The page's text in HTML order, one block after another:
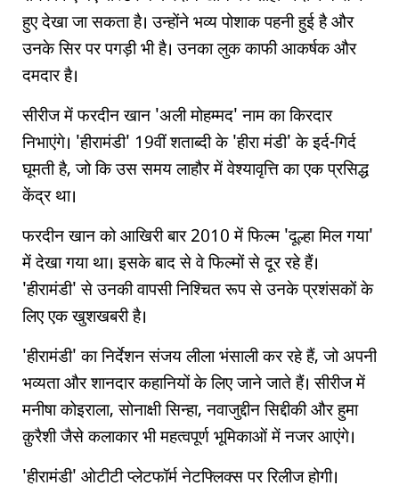
हुए देखा जा सकता है। उन्होंने भव्य पोशाक पहनी हुई है और
उनके सिर पर पगड़ी भी है। उनका लुक काफी आकर्षक और
दमदार है।
सीरीज में फरदीन खान 'अली मोहम्मद' नाम का किरदार
निभाएंगे। 'हीरामंडी' 19वीं शताब्दी के 'हीरा मंडी' के इर्द-गिर्द
घूमती है, जो कि उस समय लाहौर में वेश्यावृत्ति का एक प्रसिद्ध
केंद्र था।
फरदीन खान को आखिरी बार 2010 में फिल्म 'दूल्हा मिल गया'
में देखा गया था। इसके बाद से वे फिल्मों से दूर रहे हैं।
'हीरामंडी' से उनकी वापसी निश्चित रूप से उनके प्रशंसकों के
लिए एक खुशखबरी है।
'हीरामंडी' का निर्देशन संजय लीला भंसाली कर रहे हैं, जो अपनी
भव्यता और शानदार कहानियों के लिए जाने जाते हैं। सीरीज में
मनीषा कोइराला, सोनाक्षी सिन्हा, नवाजुद्दीन सिद्दीकी और हुमा
क़ुरैशी जैसे कलाकार भी महत्वपूर्ण भूमिकाओं में नजर आएंगे।
'हीरामंडी' ओटीटी प्लेटफॉर्म नेटफ्लिक्स पर रिलीज होगी।